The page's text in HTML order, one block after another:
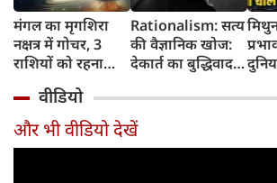
मंगल का मृगशिरा
नक्षत्र में गोचर, 3
राशियों को रहना
सावधान
Rationalism: सत्य
की वैज्ञानिक खोज:
देकार्त का बुद्धिवाद
का जन्म
वीडियो
और भी वीडियो देखें